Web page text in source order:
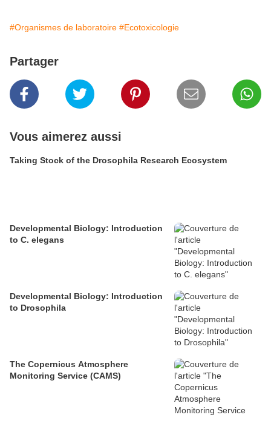
#Organismes de laboratoire #Ecotoxicologie
Partager
Vous aimerez aussi
Taking Stock of the Drosophila Research Ecosystem
Developmental Biology: Introduction
to C. elegans
Developmental Biology: Introduction
to Drosophila
The Copernicus Atmosphere
Monitoring Service (CAMS)